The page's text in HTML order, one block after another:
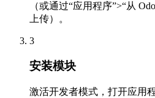
（或通过“应用程序”>“从
上传）。
3
安装模块
激活开发者模式，打开应用